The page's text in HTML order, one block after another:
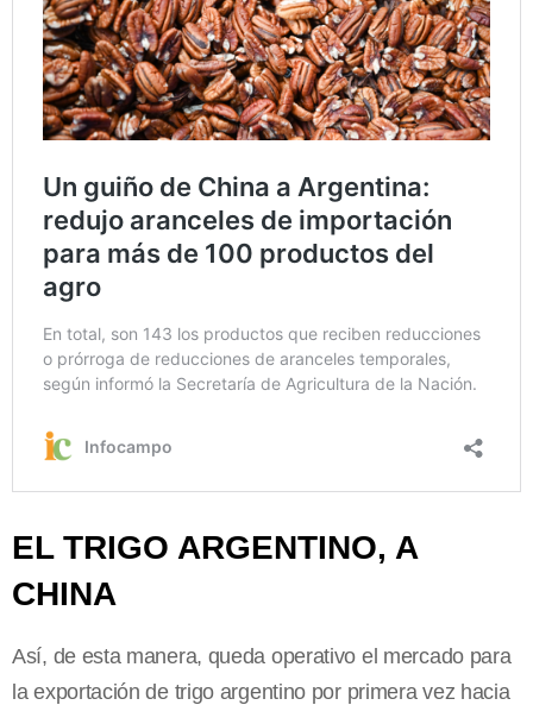
EL TRIGO ARGENTINO, A
CHINA
Así, de esta manera, queda operativo el mercado para
la exportación de trigo argentino por primera vez hacia